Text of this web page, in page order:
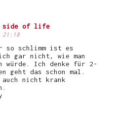
side of life
21:18
so schlimm ist es
gar nicht, wie man
würde. Ich denke für 2-
geht das schon mal.
nicht krank